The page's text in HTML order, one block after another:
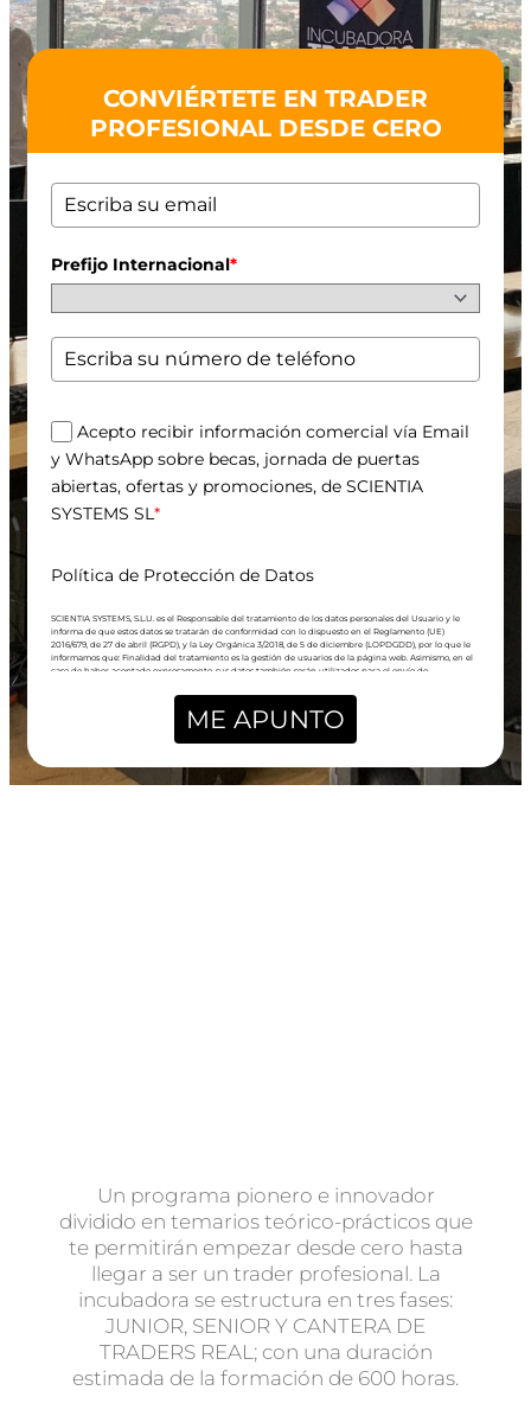
CONVIÉRTETE EN TRADER
PROFESIONAL DESDE CERO
Prefijo Internacional*
Acepto recibir información comercial vía Email
y WhatsApp sobre becas, jornada de puertas
abiertas, ofertas y promociones, de SCIENTIA
SYSTEMS SL*
Política de Protección de Datos
SCIENTIA SYSTEMS, S.L.U. es el Responsable del tratamiento de los datos personales del Usuario y le
informa de que estos datos se tratarán de conformidad con lo dispuesto en el Reglamento (UE)
2016/679, de 27 de abril (RGPD), y la Ley Orgánica 3/2018, de 5 de diciembre (LOPDGDD), por lo que le
informamos que: Finalidad del tratamiento es la gestión de usuarios de la página web. Asimismo, en el
caso de haber aceptado expresamente, sus datos también serán utilizados para el envío de
en el consentimiento (artículo 6.1.a RGPD) otorgado marcando la correspondiente casilla de verificación.
Sus datos personales serán tratados en base a nuestra “política de privacidad”. Destinatarios: Sus datos
no serán cedidos a terceros, salvo obligación legal, sin embargo, le informamos que nuestra franquicia
para ello, se suprimirán con medidas de seguridad adecuadas para garantizar la anonimización de los
datos o la destrucción total de los mismos. Derechos: Puede acceder, rectificar y suprimir sus datos,
ME APUNTO
Un programa pionero e innovador
dividido en temarios teórico-prácticos que
te permitirán empezar desde cero hasta
llegar a ser un trader profesional. La
incubadora se estructura en tres fases:
JUNIOR, SENIOR Y CANTERA DE
TRADERS REAL; con una duración
estimada de la formación de 600 horas.